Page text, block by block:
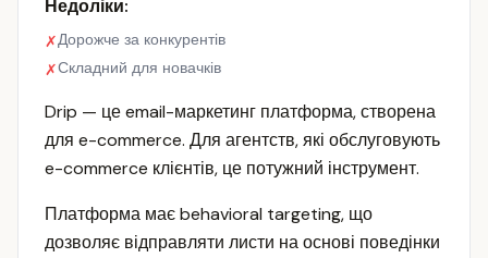
Недоліки:
✗Дорожче за конкурентів
✗Складний для новачків
Drip — це email-маркетинг платформа, створена
для e-commerce. Для агентств, які обслуговують
e-commerce клієнтів, це потужний інструмент.
Платформа має behavioral targeting, що
дозволяє відправляти листи на основі поведінки